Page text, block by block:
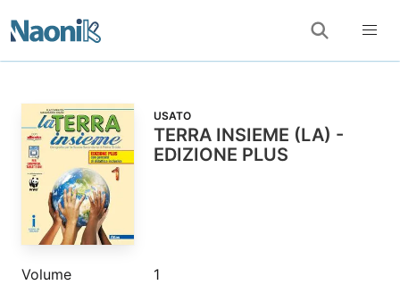
USATO
TERRA INSIEME (LA) -
EDIZIONE PLUS
Volume
1